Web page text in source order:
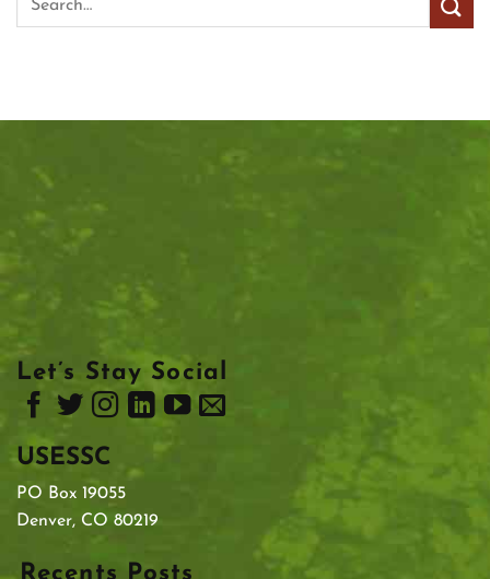
Let’s Stay Social
USESSC
PO Box 19055
Denver, CO 80219
Recents Posts